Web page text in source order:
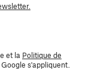
et la Politique de
s'appliquent.